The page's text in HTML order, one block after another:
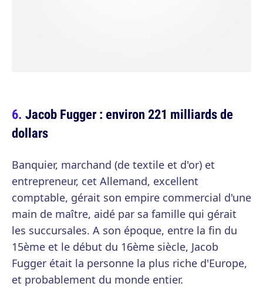
Jacob Fugger : environ 221 milliards de
dollars
Banquier, marchand (de textile et d'or) et
entrepreneur, cet Allemand, excellent
comptable, gérait son empire commercial d'une
main de maître, aidé par sa famille qui gérait
les succursales. A son époque, entre la fin du
15ème et le début du 16ème siècle, Jacob
Fugger était la personne la plus riche d'Europe,
et probablement du monde entier.